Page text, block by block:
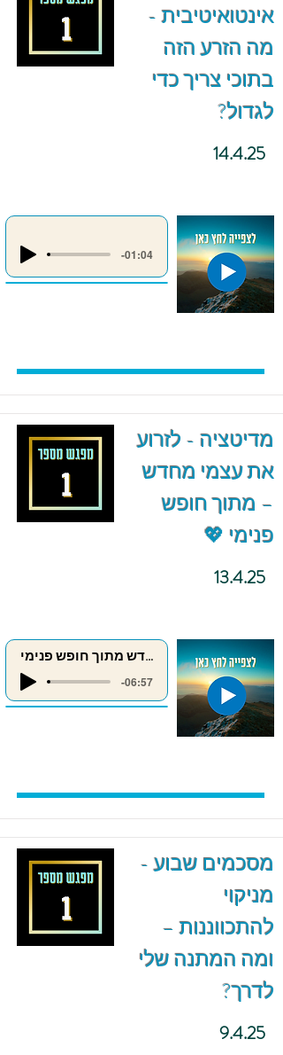
אינטואיטיבית -
מה הזרע הזה
בתוכי צריך כדי
לגדול?
14.4.25
-01:04
מדיטציה - לזרוע
את עצמי מחדש
– מתוך חופש
פנימי 💖
13.4.25
לזרוע את עצמי מחדש מתוך חופש פנימי
-06:57
מסכמים שבוע -
מניקוי
להתכווננות –
ומה המתנה שלי
לדרך?
9.4.25